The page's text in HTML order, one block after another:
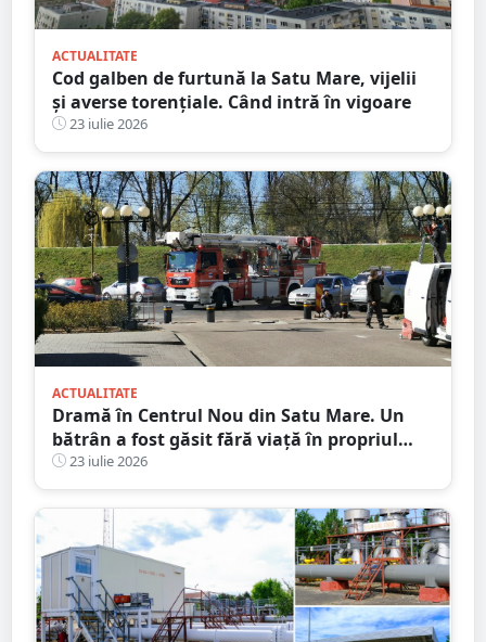
ACTUALITATE
Cod galben de furtună la Satu Mare, vijelii
și averse torențiale. Când intră în vigoare
23 iulie 2026
ACTUALITATE
Dramă în Centrul Nou din Satu Mare. Un
bătrân a fost găsit fără viață în propriul
apartament, după două zile în care nu a
mai răspuns la telefon
23 iulie 2026